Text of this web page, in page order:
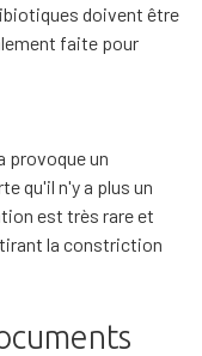
doivent être
faite pour
provoque un
qu'il n'y a plus un
est très rare et
la constriction